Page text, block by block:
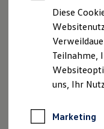
Kfz-
Anpfiff zum
Diese
Teilnahme,
uns, Ihr
Marketing